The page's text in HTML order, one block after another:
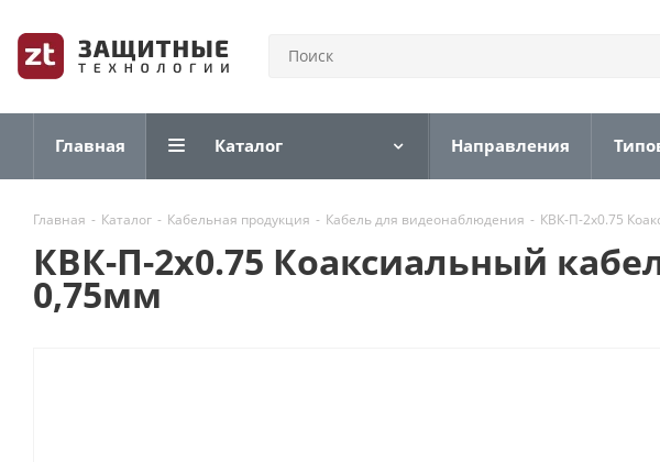
Главная Каталог Направления
Главная - Каталог - Кабельная продукция - Кабель для видеонаблюдения - КВК-П-2x0.75
КВК-П-2x0.75 Коаксиальный
0,75мм